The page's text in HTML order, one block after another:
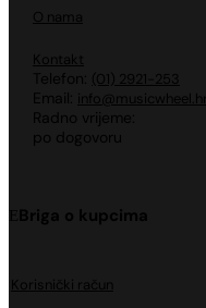
O nama
Kontakt
Telefon: (01) 2921-253
Email: info@musicwheel.hr
Radno vrijeme:
po dogovoru
Briga o kupcima
Korisnički račun